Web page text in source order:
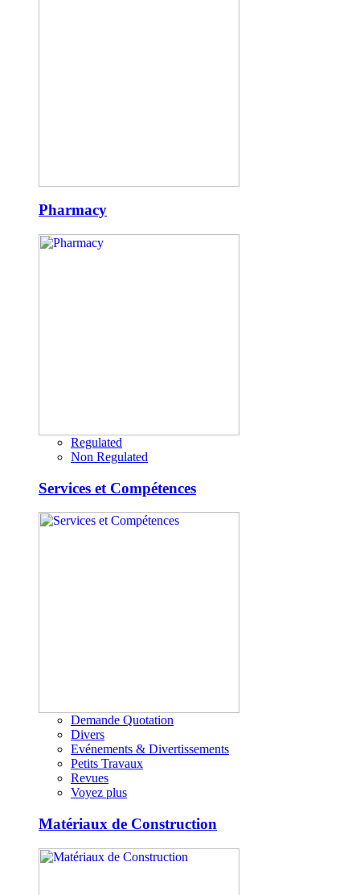
Pharmacy
Regulated
Non Regulated
Services et Compétences
Demande Quotation
Divers
Evénements & Divertissements
Petits Travaux
Revues
Voyez plus
Matériaux de Construction